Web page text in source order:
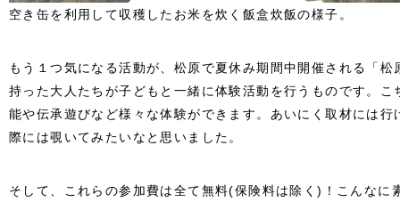
空き缶を利用して収穫したお米を炊く飯盒炊飯の様子。
もう１つ気になる活動が、松原で夏休み期間中開催される「
持った大人たちが子どもと一緒に体験活動を行うものです。
能や伝承遊びなど様々な体験ができます。あいにく取材には
際には覗いてみたいなと思いました。
そして、これらの参加費は全て無料(保険料は除く)！こんなに